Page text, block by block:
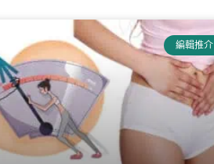
編輯推介